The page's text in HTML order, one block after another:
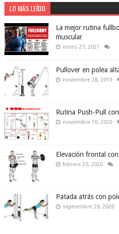
LO MÁS LEÍDO
La mejor rutina
muscular
enero 27, 2021
Pullover en polea
noviembre 28, 2019
Rutina Push-Pull
noviembre 10, 2020
Elevación frontal
febrero 25, 2020
Patada atrás con
septiembre 29, 2020